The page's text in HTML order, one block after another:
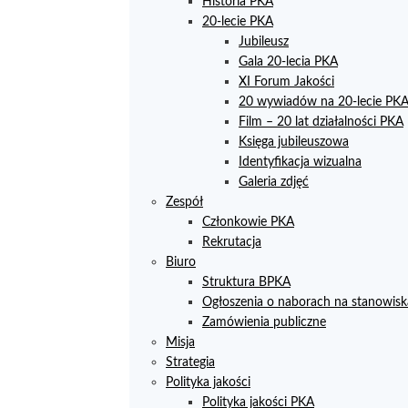
20-lecie PKA
Jubileusz
Gala 20-lecia PKA
XI Forum Jakości
20 wywiadów na 20-lecie PKA
Film – 20 lat działalności PKA
Księga jubileuszowa
Identyfikacja wizualna
Galeria zdjęć
Zespół
Członkowie PKA
Rekrutacja
Biuro
Struktura BPKA
Ogłoszenia o naborach na
Zamówienia publiczne
Misja
Strategia
Polityka jakości
Polityka jakości PKA